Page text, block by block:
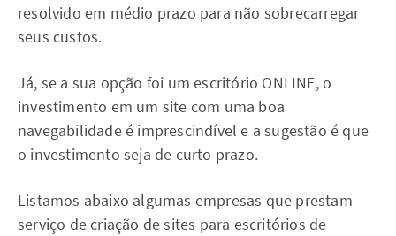
resolvido em médio prazo para não sobrecarregar
seus custos.
Já, se a sua opção foi um escritório ONLINE, o
investimento em um site com uma boa
navegabilidade é imprescindível e a sugestão é que
o investimento seja de curto prazo.
Listamos abaixo algumas empresas que prestam
serviço de criação de sites para escritórios de